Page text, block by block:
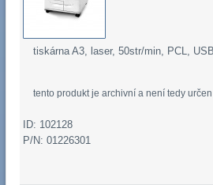
tiskárna A3, laser, 50str/min, PCL,
tento produkt je archivní a není tedy
ID: 102128
P/N: 01226301